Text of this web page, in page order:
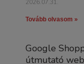
2026.07.31.
Tovább olvasom »
Google
útmutató